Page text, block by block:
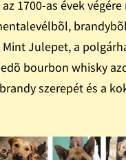
1700-as évek végére
Julepet, a
bourbon whisky
szerepét és a